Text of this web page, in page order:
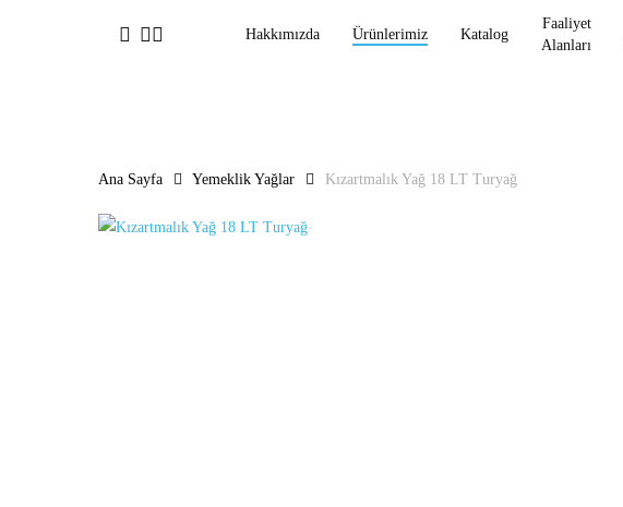
Hakkımızda Ürünlerimiz Katalog
Faaliyet
Alanları
facebooklinkedin
instagram
Ana Sayfa Yemeklik Yağlar Kızartmalık Yağ 18 LT Turyağ